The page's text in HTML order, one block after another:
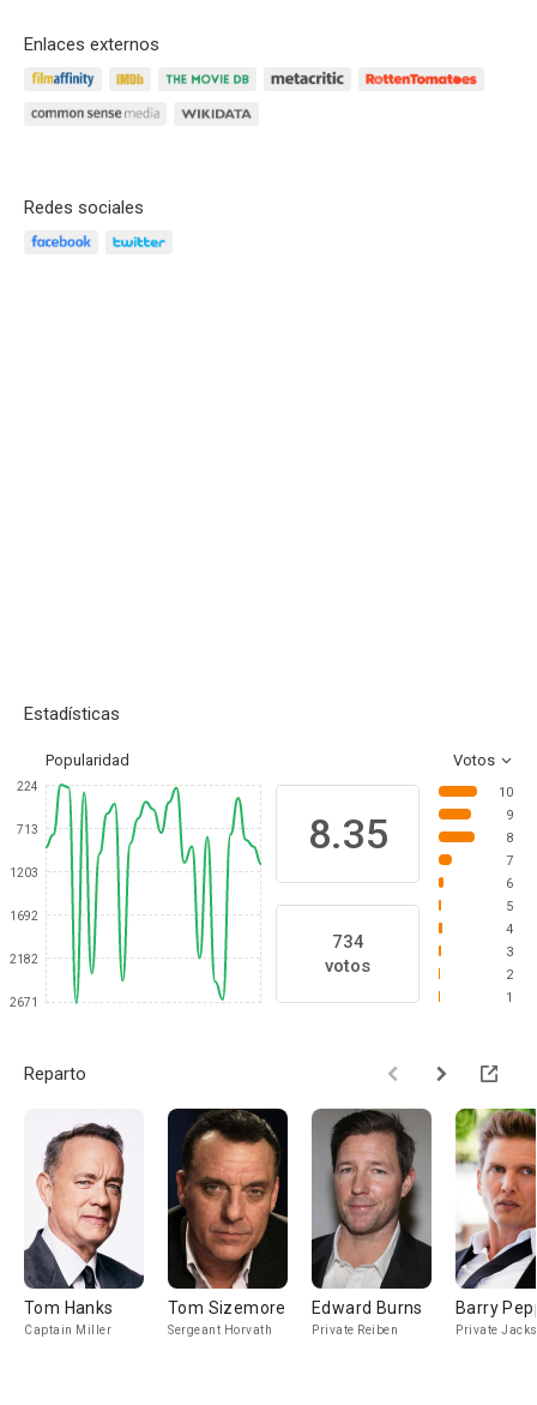
Enlaces externos
Redes sociales
Estadísticas
Popularidad Votos
224
713
1203
1692
2182
2671
8.35
734
votos
10
9
8
7
6
5
4
3
2
1
Reparto
Tom Hanks
Captain Miller
Tom Sizemore
Sergeant Horvath
Edward Burns
Private Reiben
Barry
Private